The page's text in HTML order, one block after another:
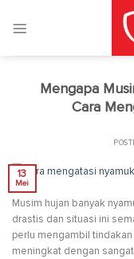
Mengapa
Cara
13
Mei
Musim hujan banyak
drastis dan situasi ini
perlu mengambil
meningkat dengan